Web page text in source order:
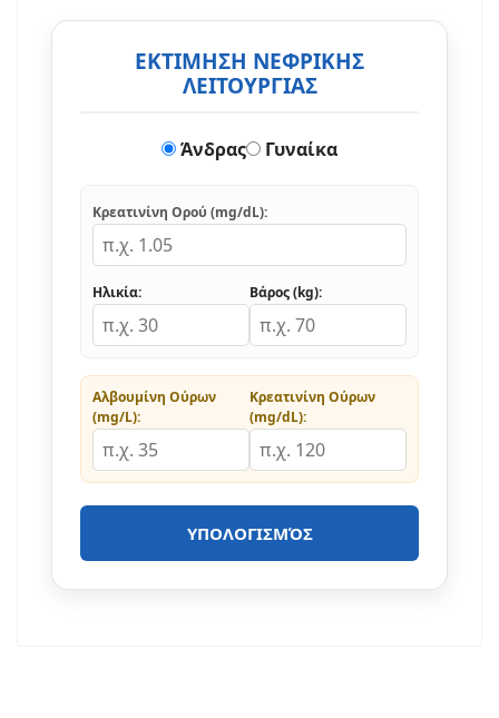
ΕΚΤΙΜΗΣΗ ΝΕΦΡΙΚΗΣ
ΛΕΙΤΟΥΡΓΙΑΣ
Άνδρας Γυναίκα
Κρεατινίνη Ορού (mg/dL):
Ηλικία: Βάρος (kg):
Αλβουμίνη Ούρων
(mg/L):
Κρεατινίνη Ούρων
(mg/dL):
ΥΠΟΛΟΓΙΣΜΌΣ